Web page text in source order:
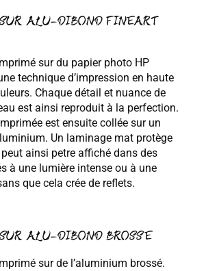
ALU-DIBOND FINEART
sur du papier photo HP
technique d’impression en haute
Chaque détail et nuance de
est ainsi reproduit à la perfection.
est ensuite collée sur un
Un laminage mat protège
ainsi petre affiché dans des
à une lumière intense ou à une
que cela crée de reflets.
ALU-DIBOND BROSSE
sur de l’aluminium brossé.